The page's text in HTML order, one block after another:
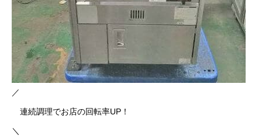
／
連続調理でお店の回転率UP！
＼